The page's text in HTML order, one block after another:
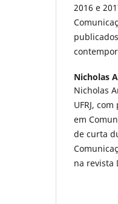
2016 e
Nicholas
Nicholas
UFRJ,
em
de curta
na revista